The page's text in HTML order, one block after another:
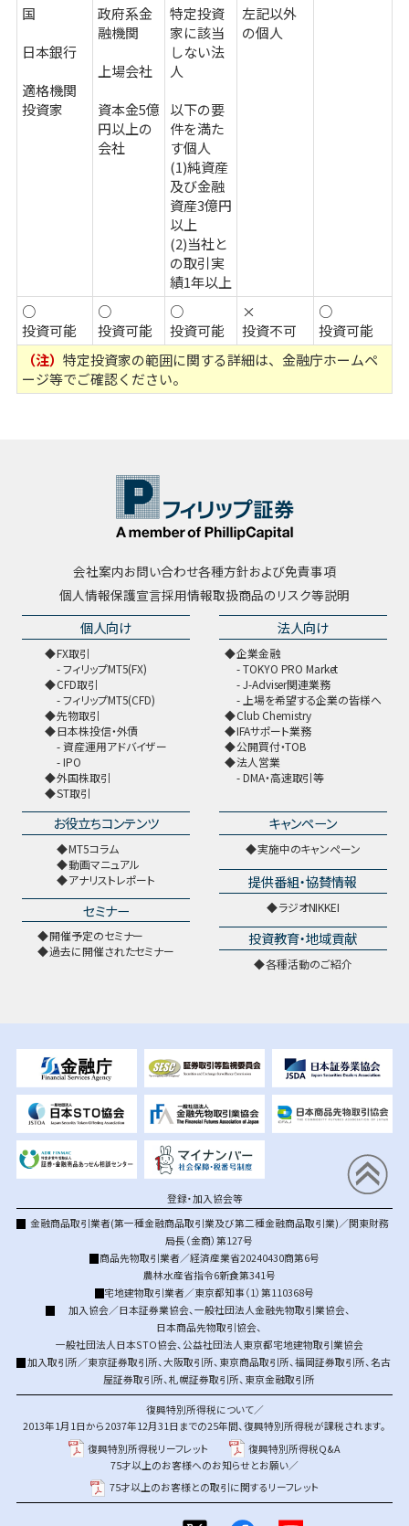
（注） 特定投資家の範囲に関する詳細は、 金融庁ホームペ
ージ等でご確認ください。
国
日本銀行
適格機関
投資家
政府系金
融機関
上場会社
資本金5億
円以上の
会社
特定投資
家に該当
しない法
人
以下の要
件を満た
す個人
(1)純資産
及び金融
資産3億円
以上
(2)当社と
の取引実
績1年以上
左記以外
の個人
○
投資可能
○
投資可能
○
投資可能
×
投資不可
○
投資可能
会社案内お問い合わせ各種方針および免責事項
個人情報保護宣言採用情報取扱商品のリスク等説明
個人向け
FX取引
フィリップMT5(FX)
CFD取引
フィリップMT5(CFD)
先物取引
日本株投信・外債
資産運用アドバイザー
IPO
外国株取引
ST取引
法人向け
企業金融
TOKYO PRO Market
J-Adviser関連業務
上場を希望する企業の皆様へ
Club Chemistry
IFAサポート業務
公開買付・TOB
法人営業
DMA・高速取引等
お役立ちコンテンツ
MT5コラム
動画マニュアル
アナリストレポート
セミナー
開催予定のセミナー
過去に開催されたセミナー
キャンペーン
実施中のキャンペーン
提供番組・協賛情報
ラジオNIKKEI
投資教育・地域貢献
各種活動のご紹介
登録・加入協会等
金融商品取引業者(第一種金融商品取引業及び第二種金融商品取引業)／関東財務
局長（金商）第127号
商品先物取引業者／経済産業省20240430商第6号
農林水産省指令6新食第341号
宅地建物取引業者／東京都知事（1）第110368号
加入協会／日本証券業協会、一般社団法人金融先物取引業協会、
日本商品先物取引協会、
一般社団法人日本STO協会、公益社団法人東京都宅地建物取引業協会
加入取引所／東京証券取引所、大阪取引所、 東京商品取引所、福岡証券取引所、名古
屋証券取引所、札幌証券取引所、 東京金融取引所
復興特別所得税について／
2013年1月1日から2037年12月31日までの25年間、復興特別所得税が課税されます。
復興特別所得税リーフレット
復興特別所得税Q&A
75才以上のお客様へのお知らせとお願い／
75才以上のお客様との取引に関するリーフレット